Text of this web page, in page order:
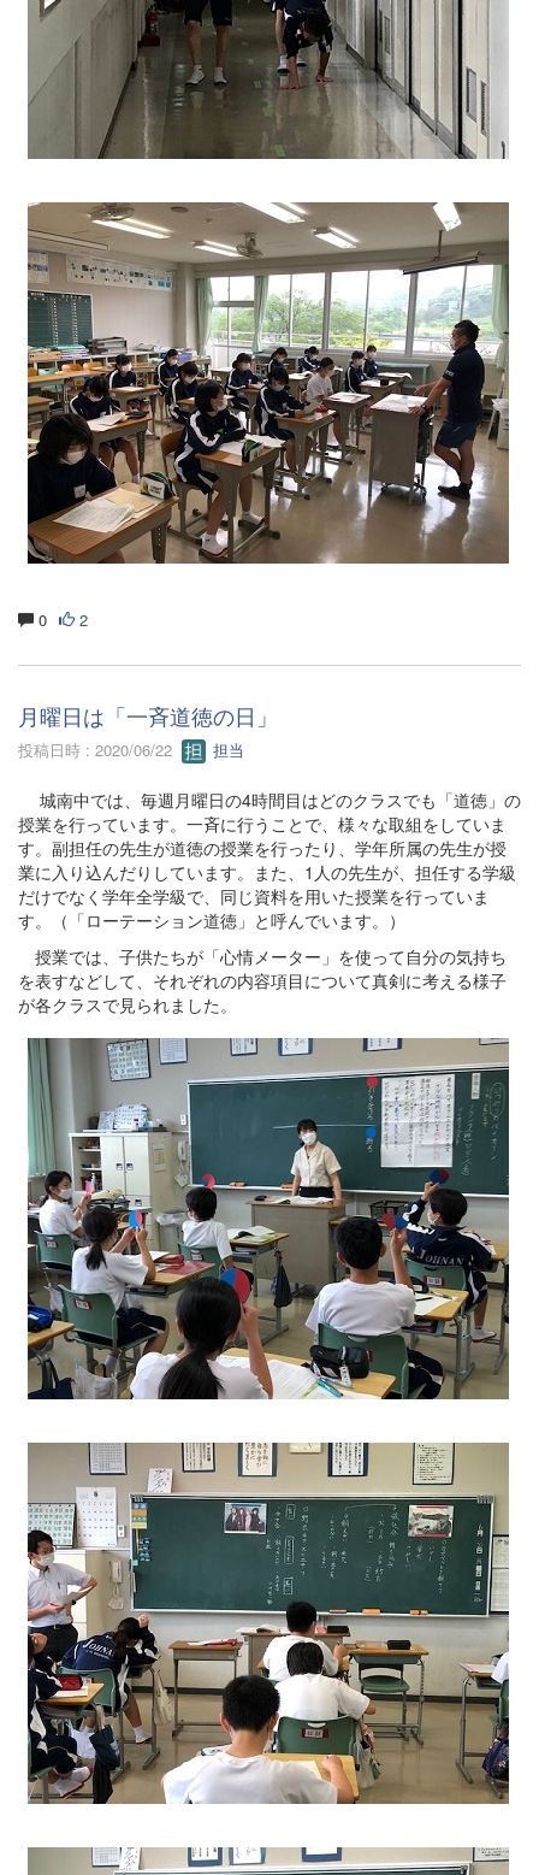
0 2
月曜日は「一斉道徳の日」
投稿日時 : 2020/06/22 担当
城南中では、毎週月曜日の4時間目はどのクラスでも「道徳」の
授業を行っています。一斉に行うことで、様々な取組をしていま
す。副担任の先生が道徳の授業を行ったり、学年所属の先生が授
業に入り込んだりしています。また、1人の先生が、担任する学級
だけでなく学年全学級で、同じ資料を用いた授業を行っていま
す。（「ローテーション道徳」と呼んでいます。）
授業では、子供たちが「心情メーター」を使って自分の気持ち
を表すなどして、それぞれの内容項目について真剣に考える様子
が各クラスで見られました。